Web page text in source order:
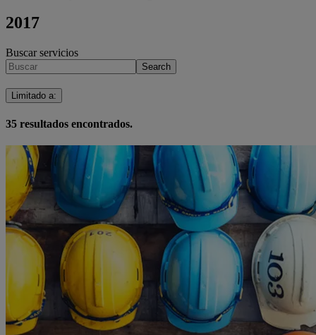
2017
Buscar servicios
Search
Limitado a:
35 resultados encontrados.